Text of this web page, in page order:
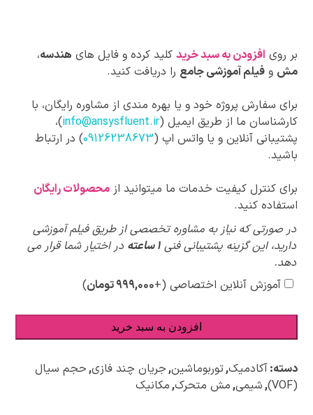
بر روی افزودن به سبد خرید کلید کرده و فایل های هندسه،
مش وفیلم آموزشی جامع را دریافت کنید.
برای سفارش پروژه خود و یا بهره مندی از مشاوره رایگان، با
کارشناسان ما از طریق ایمیل (info@ansysfluent.ir)،
پشتیبانی آنلاین و یا واتس اپ (09126238673) در ارتباط
باشید.
برای کنترل کیفیت خدمات ما میتوانید ازمحصولات رایگان
استفاده کنید.
پیشنهادات
ویژه
در صورتی که نیاز به مشاوره تخصصی از طریق فیلم آموزشی
دارید، این گزینه پشتیبانی فنی1 ساعته
در اختیار شما قرار می
دهد.
آموزش آنلاین اختصاصی (+۹۹۹,۰۰۰تومان)
افزودن به سبد خرید
دسته:آکادمیک,توربوماشین,جریان چند فازی,حجم سیال
(VOF)
,شیمی,مش متحرک,مکانیک